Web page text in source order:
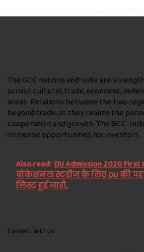
The GCC nations and India are
across cultural, trade, economic,
areas. Relations between the two
beyond trade, as they realize the
cooperation and growth. The GCC-
immense opportunities for investors.
Also read: DU Admission 2020 First
वोकेशनल स्टडीज के लिए DU की
लिस्ट हुई जारी,
Connect with us: